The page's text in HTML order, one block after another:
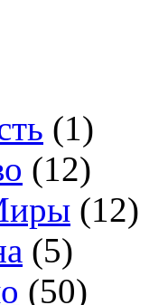
(1)
(12)
(12)
(5)
(50)